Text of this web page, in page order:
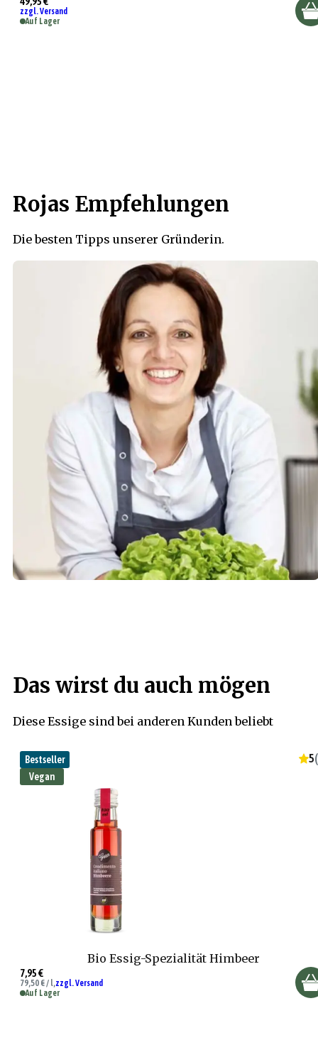
zzgl. Versand
Auf Lager
Rojas Empfehlungen
Die besten Tipps unserer Gründerin.
Das wirst du auch mögen
Diese Essige sind bei anderen Kunden beliebt
Bestseller
Vegan
5(
Bio Essig-Spezialität Himbeer
7,95 €
79,50 € / l,zzgl. Versand
Auf Lager